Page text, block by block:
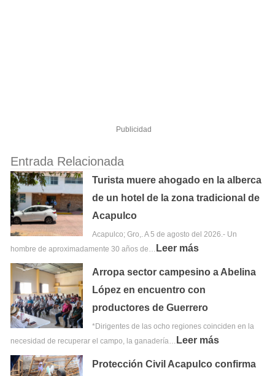
Publicidad
Entrada Relacionada
Turista muere ahogado en la alberca
de un hotel de la zona tradicional de
Acapulco
Acapulco; Gro,. A 5 de agosto del 2026.- Un
hombre de aproximadamente 30 años de… Leer más
Arropa sector campesino a Abelina
López en encuentro con
productores de Guerrero
*Dirigentes de las ocho regiones coinciden en la
necesidad de recuperar el campo, la ganadería… Leer más
Protección Civil Acapulco confirma